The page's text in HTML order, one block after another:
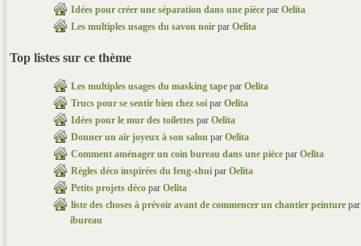
Idées pour créer une séparation dans une pièce par Oelita
Les multiples usages du savon noir par Oelita
Top listes sur ce thème
Les multiples usages du masking tape par Oelita
Trucs pour se sentir bien chez soi par Oelita
Idées pour le mur des toilettes par Oelita
Donner un air joyeux à son salon par Oelita
Comment aménager un coin bureau dans une pièce par Oelita
Règles déco inspirées du feng-shui par Oelita
Petits projets déco par Oelita
liste des choses à prévoir avant de commencer un chantier peinture par
ibureau